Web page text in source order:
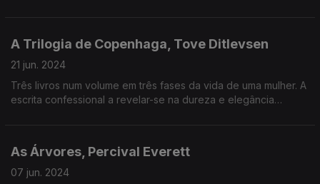
A Trilogia de Copenhaga, Tove Ditlevsen
21 jun. 2024
Três livros num volume em três fases da vida de uma mulher. A
escrita confessional a revelar-se na dureza e elegância
As Árvores, Percival Everett
07 jun. 2024